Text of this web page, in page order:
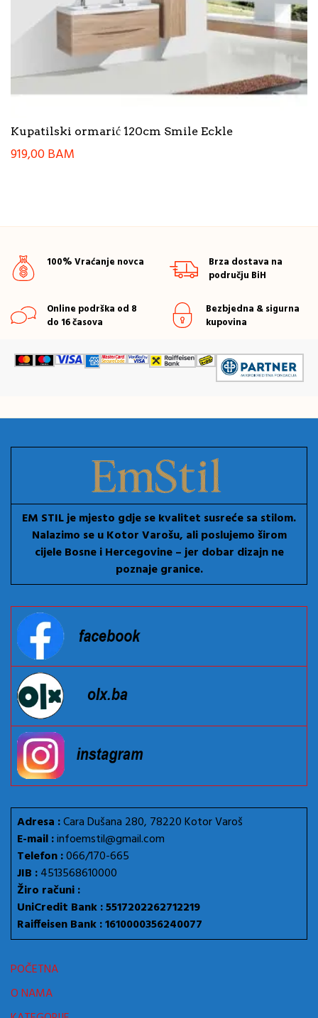
Kupatilski ormarić 120cm Smile Eckle
919,00BAM
100% Vraćanje novca
Brza dostava na
području BiH
Online podrška od 8
do 16 časova
Bezbjedna & sigurna
kupovina
EM STIL je mjesto gdje se kvalitet susreće sa stilom.
Nalazimo se u Kotor Varošu, ali poslujemo širom
cijele Bosne i Hercegovine – jer dobar dizajn ne
poznaje granice.
Adresa :Cara Dušana 280, 78220 Kotor Varoš
E-mail :infoemstil@gmail.com
Telefon :066/170-665
JIB :4513568610000
Žiro računi :
UniCredit Bank : 5517202262712219
Raiffeisen Bank : 1610000356240077
POČETNA
O NAMA